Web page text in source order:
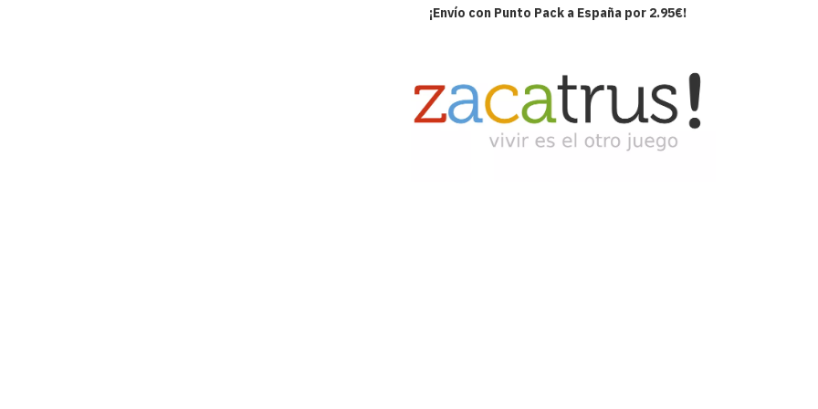
¡Envío con Punto Pack a España por 2.95€!